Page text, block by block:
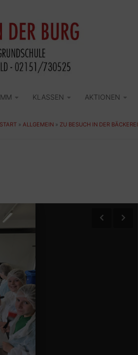
KLASSEN AKTIONEN
START » ALLGEMEIN » ZU BESUCH IN DER BÄCKEREI